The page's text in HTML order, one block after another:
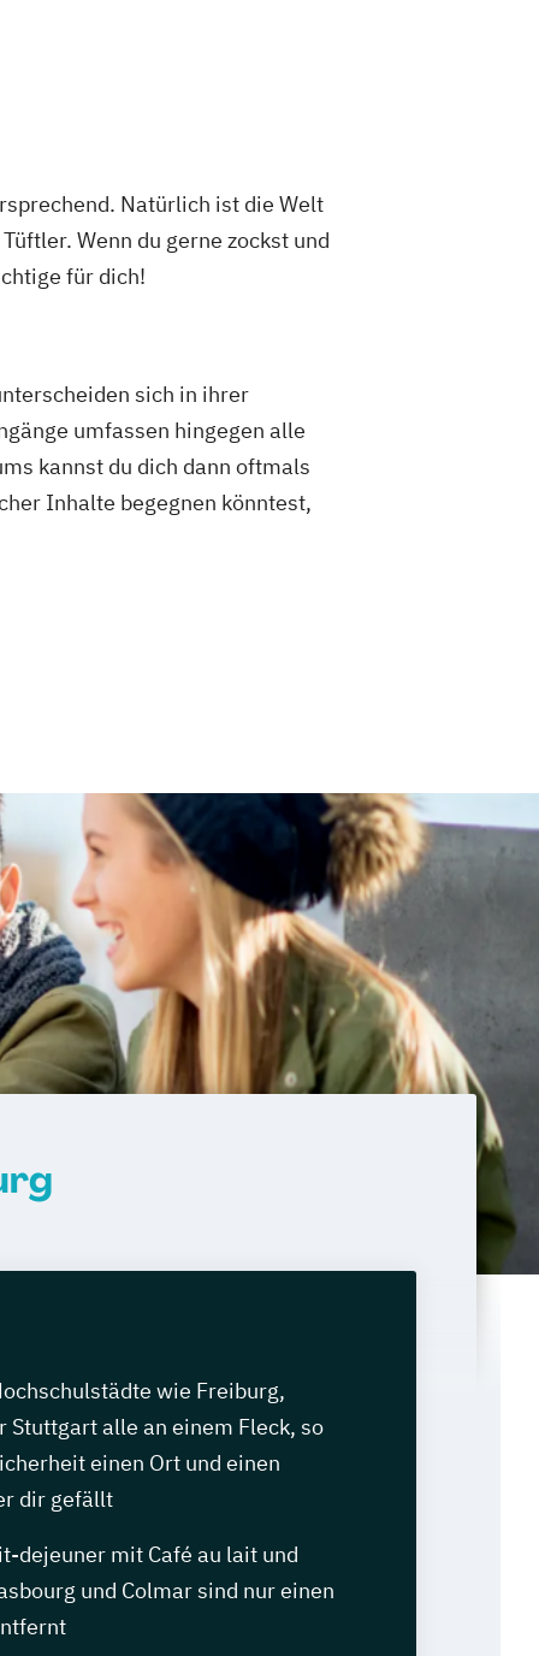
Natürlich ist die Welt
Wenn du gerne zockst und
für dich!
sich in ihrer
umfassen hingegen alle
kannst du dich dann oftmals
Inhalte begegnen könntest,
wie Freiburg,
Stuttgart alle an einem Fleck, so
einen Ort und einen
dir gefällt
dejeuner mit Café au lait und
und Colmar sind nur einen